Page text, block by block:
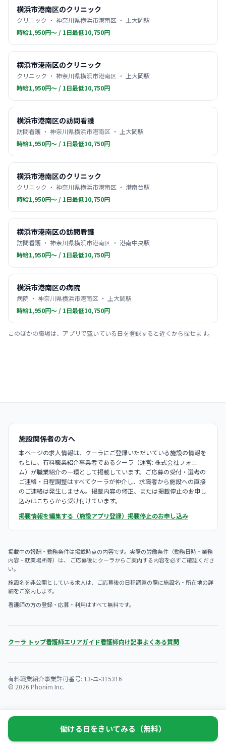
横浜市港南区のクリニック
クリニック ・ 神奈川県横浜市港南区 ・ 上大岡駅
時給1,950円〜 / 1日最低10,750円
横浜市港南区のクリニック
クリニック ・ 神奈川県横浜市港南区 ・ 上大岡駅
時給1,950円〜 / 1日最低10,750円
横浜市港南区の訪問看護
訪問看護 ・ 神奈川県横浜市港南区 ・ 上大岡駅
時給1,950円〜 / 1日最低10,750円
横浜市港南区のクリニック
クリニック ・ 神奈川県横浜市港南区 ・ 港南台駅
時給1,950円〜 / 1日最低10,750円
横浜市港南区の訪問看護
訪問看護 ・ 神奈川県横浜市港南区 ・ 港南中央駅
時給1,950円〜 / 1日最低10,750円
横浜市港南区の病院
病院 ・ 神奈川県横浜市港南区 ・ 上大岡駅
時給1,950円〜 / 1日最低10,750円
このほかの職場は、アプリで空いている日を登録すると近くから探せます。
施設関係者の方へ
本ページの求人情報は、クーラにご登録いただいている施設の情報を
もとに、有料職業紹介事業者であるクーラ（運営: 株式会社フォニ
ム）が職業紹介の一環として掲載しています。ご応募の受付・選考の
ご連絡・日程調整はすべてクーラが仲介し、求職者から施設への直接
のご連絡は発生しません。掲載内容の修正、または掲載停止のお申し
込みはこちらから受け付けています。
掲載情報を編集する（施設アプリ登録） 掲載停止のお申し込み
掲載中の報酬・勤務条件は掲載時点の内容です。実際の労働条件（勤務日時・業務
内容・就業場所等）は、 ご応募後にクーラからご案内する内容を必ずご確認くださ
い。
施設名を非公開としている求人は、ご応募後の日程調整の際に施設名・所在地の詳
細をご案内します。
看護師の方の登録・応募・利用はすべて無料です。
クーラ トップ看護師エリアガイド看護師向け記事よくある質問
有料職業紹介事業許可番号: 13-ユ-315316
© 2026 Phonim Inc.
働ける日をきいてみる（無料）